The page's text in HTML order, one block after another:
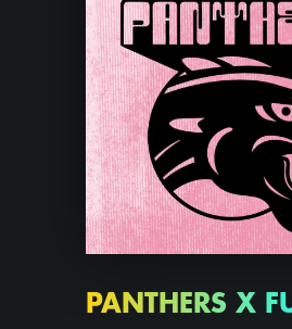
PANTHERS X